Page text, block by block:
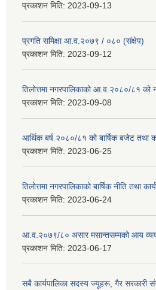
प्रकाशन मिति: 2023-09-13
प्रगति समिक्षा आ.व.२०७९ / ०८० (संक्षेप)
प्रकाशन मिति: 2023-09-12
तिलोत्तमा नगरपालिकाको आ.व.२०८०/८१ को
प्रकाशन मिति: 2023-09-08
आर्थिक बर्ष २०८०/८१ को बार्षिक बजेट तथा
प्रकाशन मिति: 2023-06-25
तिलोत्तमा नगरपालिकाको बार्षिक नीति तथा
प्रकाशन मिति: 2023-06-24
आ.व.२०७९/८० असार मसान्तसम्मको आय
प्रकाशन मिति: 2023-06-17
सबै कार्यपालिका सदस्य ज्यूहरू, गैर